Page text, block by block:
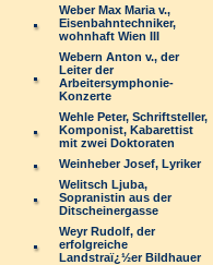
Weber Max Maria v.,
Eisenbahntechniker,
wohnhaft Wien III
Webern Anton v., der
Leiter der
Arbeitersymphonie-
Konzerte
Wehle Peter, Schriftsteller,
Komponist, Kabarettist
mit zwei Doktoraten
Weinheber Josef, Lyriker
Welitsch Ljuba,
Sopranistin aus der
Ditscheinergasse
Weyr Rudolf, der
erfolgreiche
Landstraï¿½er Bildhauer